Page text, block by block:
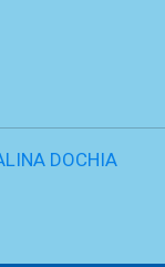
DOCHIA